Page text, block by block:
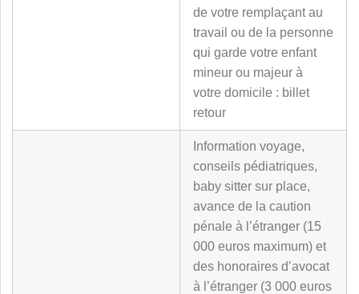
de votre remplaçant au
travail ou de la personne
qui garde votre enfant
mineur ou majeur à
votre domicile : billet
retour
Information voyage,
conseils pédiatriques,
baby sitter sur place,
avance de la caution
pénale à l’étranger (15
000 euros maximum) et
des honoraires d’avocat
à l’étranger (3 000 euros